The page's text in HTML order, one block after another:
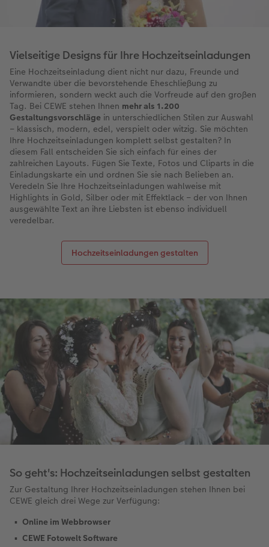
Vielseitige Designs für Ihre Hochzeitseinladungen
Eine Hochzeitseinladung dient nicht nur dazu, Freunde und
Verwandte über die bevorstehende Eheschließung zu
informieren, sondern weckt auch die Vorfreude auf den großen
Tag. Bei CEWE stehen Ihnen mehr als 1.200
Gestaltungsvorschläge in unterschiedlichen Stilen zur Auswahl
– klassisch, modern, edel, verspielt oder witzig. Sie möchten
Ihre Hochzeitseinladungen komplett selbst gestalten? In
diesem Fall entscheiden Sie sich einfach für eines der
zahlreichen Layouts. Fügen Sie Texte, Fotos und Cliparts in die
Einladungskarte ein und ordnen Sie sie nach Belieben an.
Veredeln Sie Ihre Hochzeitseinladungen wahlweise mit
Highlights in Gold, Silber oder mit Effektlack – der von Ihnen
ausgewählte Text an ihre Liebsten ist ebenso individuell
veredelbar.
Hochzeitseinladungen gestalten
So geht's: Hochzeitseinladungen selbst gestalten
Zur Gestaltung Ihrer Hochzeitseinladungen stehen Ihnen bei
CEWE gleich drei Wege zur Verfügung:
Online im Webbrowser
CEWE Fotowelt Software